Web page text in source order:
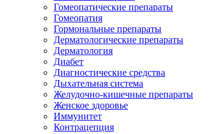
Гомеопатические препараты
Гомеопатия
Гормональные препараты
Дерматологические препараты
Дерматология
Диабет
Диагностические средства
Дыхательная система
Желудочно-кишечные препараты
Женское здоровье
Иммунитет
Контрацепция